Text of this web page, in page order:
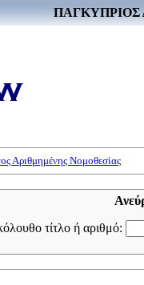
ΠΑΓΚΥΠΡΙΟΣ
Αριθμημένης Νομοθεσίας
τίτλο ή αριθμό: